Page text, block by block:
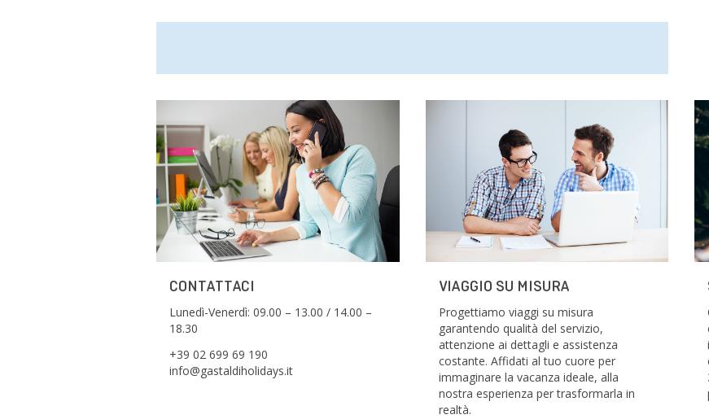
CONTATTACI
Lunedì-Venerdì: 09.00 – 13.00 / 14.00 –
18.30
+39 02 699 69 190
info@gastaldiholidays.it
VIAGGIO SU MISURA
Progettiamo viaggi su misura
garantendo qualità del servizio,
attenzione ai dettagli e assistenza
costante. Affidati al tuo cuore per
immaginare la vacanza ideale, alla
nostra esperienza per trasformarla in
realtà.